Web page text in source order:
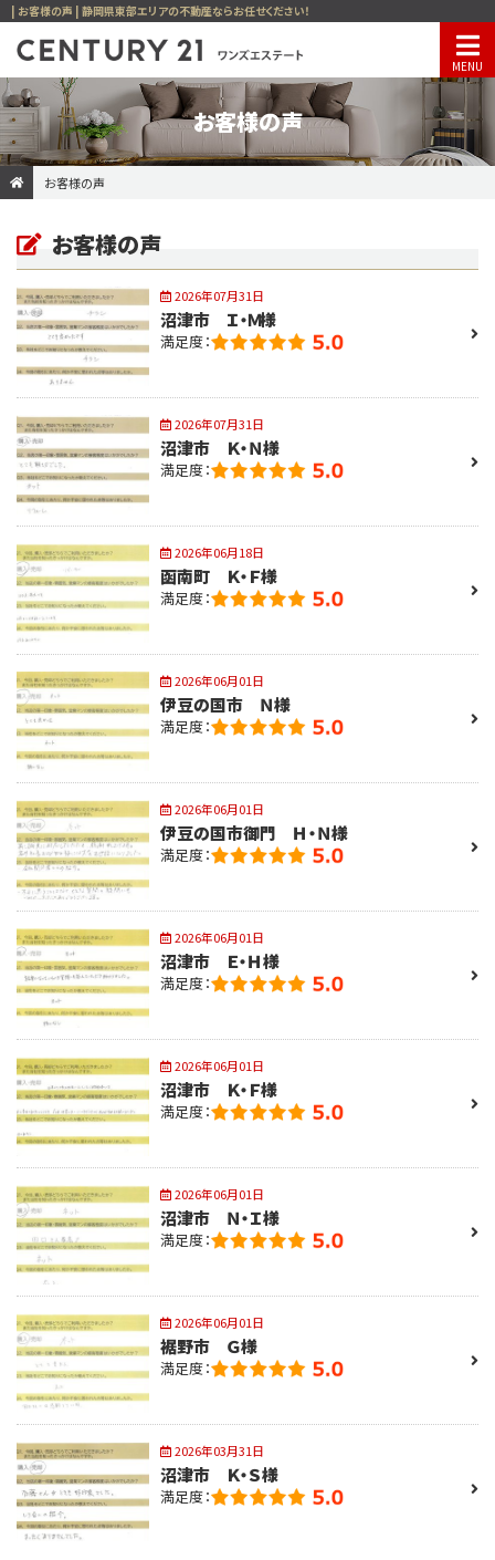
| お客様の声 | 静岡県東部エリアの不動産ならお任せください！
お客様の声
お客様の声
お客様の声
2026年07月31日
沼津市 Ｉ・Ｍ様
満足度：
2026年07月31日
沼津市 Ｋ・Ｎ様
満足度：
2026年06月18日
函南町 Ｋ・Ｆ様
満足度：
2026年06月01日
伊豆の国市 Ｎ様
満足度：
2026年06月01日
伊豆の国市御門 Ｈ・Ｎ様
満足度：
2026年06月01日
沼津市 Ｅ・Ｈ様
満足度：
2026年06月01日
沼津市 Ｋ・Ｆ様
満足度：
2026年06月01日
沼津市 Ｎ・Ｉ様
満足度：
2026年06月01日
裾野市 Ｇ様
満足度：
2026年03月31日
沼津市 Ｋ・Ｓ様
満足度：